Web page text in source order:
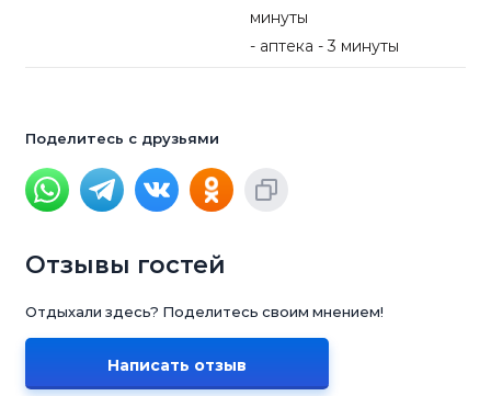
минуты
- аптека - 3 минуты
Поделитесь с друзьями
Отзывы гостей
Отдыхали здесь? Поделитесь своим мнением!
Написать отзыв